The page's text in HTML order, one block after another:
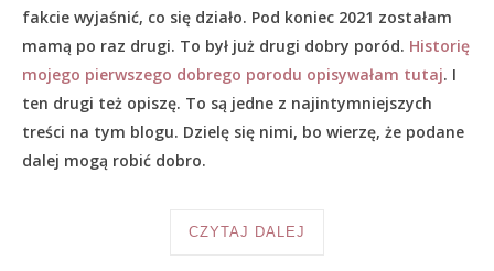
fakcie wyjaśnić, co się działo. Pod koniec 2021 zostałam
mamą po raz drugi. To był już drugi dobry poród. Historię
mojego pierwszego dobrego porodu opisywałam tutaj. I
ten drugi też opiszę. To są jedne z najintymniejszych
treści na tym blogu. Dzielę się nimi, bo wierzę, że podane
dalej mogą robić dobro.
CZYTAJ DALEJ